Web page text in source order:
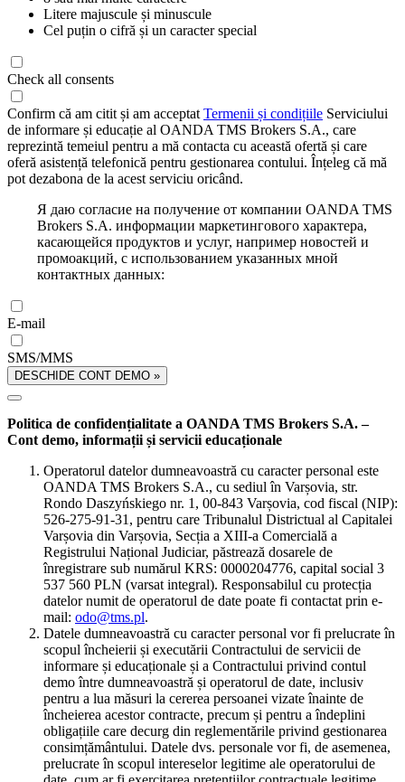
Litere majuscule și minuscule
Cel puțin o cifră și un caracter special
Check all consents
Confirm că am citit și am acceptat Termenii și condițiile Serviciului
de informare și educație al OANDA TMS Brokers S.A., care
reprezintă temeiul pentru a mă contacta cu această ofertă și care
oferă asistență telefonică pentru gestionarea contului. Înțeleg că mă
pot dezabona de la acest serviciu oricând.
Я даю согласие на получение от компании OANDA TMS
Brokers S.A. информации маркетингового характера,
касающейся продуктов и услуг, например новостей и
промоакций, с использованием указанных мной
контактных данных:
E-mail
SMS/MMS
DESCHIDE CONT DEMO »
Politica de confidențialitate a OANDA TMS Brokers S.A. –
Cont demo, informații și servicii educaționale
Operatorul datelor dumneavoastră cu caracter personal este
OANDA TMS Brokers S.A., cu sediul în Varșovia, str.
Rondo Daszyńskiego nr. 1, 00-843 Varșovia, cod fiscal (NIP):
526-275-91-31, pentru care Tribunalul Districtual al Capitalei
Varșovia din Varșovia, Secția a XIII-a Comercială a
Registrului Național Judiciar, păstrează dosarele de
înregistrare sub numărul KRS: 0000204776, capital social 3
537 560 PLN (varsat integral). Responsabilul cu protecția
datelor numit de operatorul de date poate fi contactat prin e-
mail: odo@tms.pl.
Datele dumneavoastră cu caracter personal vor fi prelucrate în
scopul încheierii și executării Contractului de servicii de
informare și educaționale și a Contractului privind contul
demo între dumneavoastră și operatorul de date, inclusiv
pentru a lua măsuri la cererea persoanei vizate înainte de
încheierea acestor contracte, precum și pentru a îndeplini
obligațiile care decurg din reglementările privind gestionarea
consimțământului. Datele dvs. personale vor fi, de asemenea,
prelucrate în scopul intereselor legitime ale operatorului de